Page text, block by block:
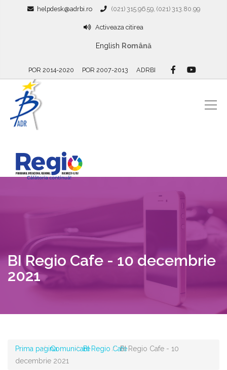
helpdesk@adrbi.ro (021) 315.96.59, (021) 313.80.99
Activeaza citirea
English Română
POR 2014-2020 POR 2007-2013 ADRBI
BI Regio Cafe - 10 decembrie
2021
Prima paginaComunicareBI Regio CafeBI Regio Cafe - 10
decembrie 2021